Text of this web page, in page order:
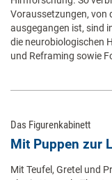
Voraussetzungen, von
ausgegangen ist, sind
die neurobiologischen
und Reframing sowie
Das Figurenkabinett
Mit Puppen zur
Mit Teufel, Gretel und